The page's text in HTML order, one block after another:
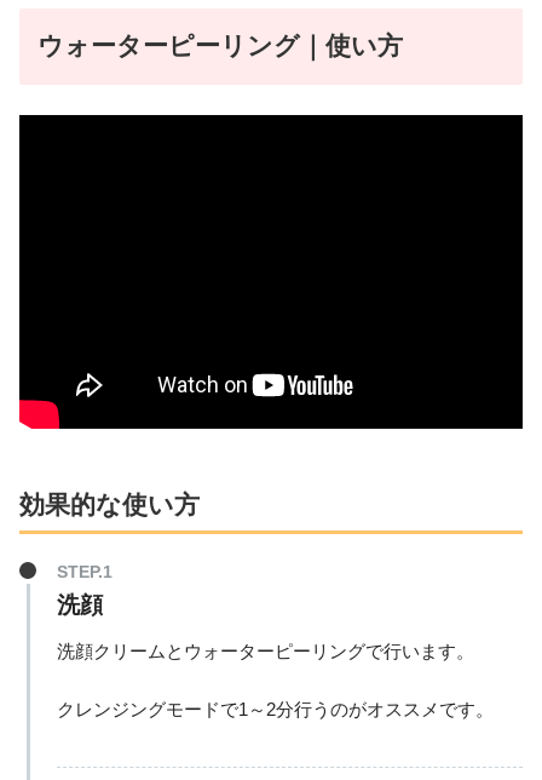
ウォーターピーリング｜使い方
効果的な使い方
洗顔
洗顔クリームとウォーターピーリングで行います。
クレンジングモードで1～2分行うのがオススメです。